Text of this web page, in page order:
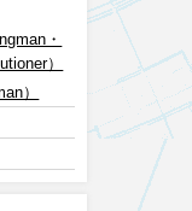
・
）
）